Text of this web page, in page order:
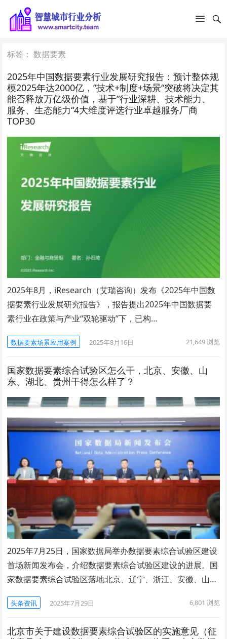
标签：数据要素
2025年中国数据要素行业发展研究报告：预计整体规
模2025年达2000亿，”技术+制度+场景“突破将决定其
能否释放万亿级价值，基于”行业深耕、技术能力、
服务、生态能力“4大维度评选行业卓越服务厂商
TOP30
2025年8月，iResearch（艾瑞咨询）发布《2025年中国数
据要素行业发展研究报告》，报告提出2025年中国数据要
素行业在政策与产业“双轮驱动”下，已构…
数据要素场景应用案例 2025年8月16日 21,649浏览
国家数据要素综合试验区怎么干，北京、安徽、山
东、湖北、贵州干得怎么样了？
2025年7月25日，国家数据局举办数据要素综合试验区建设
首场新闻发布会，介绍数据要素综合试验区建设的进展。国
家数据要素综合试验区落地北京、辽宁、浙江、安徽、山…
头条资讯 2025年7月29日 6,801 浏览
北京市关于建设数据要素综合试验区的实施意见（征